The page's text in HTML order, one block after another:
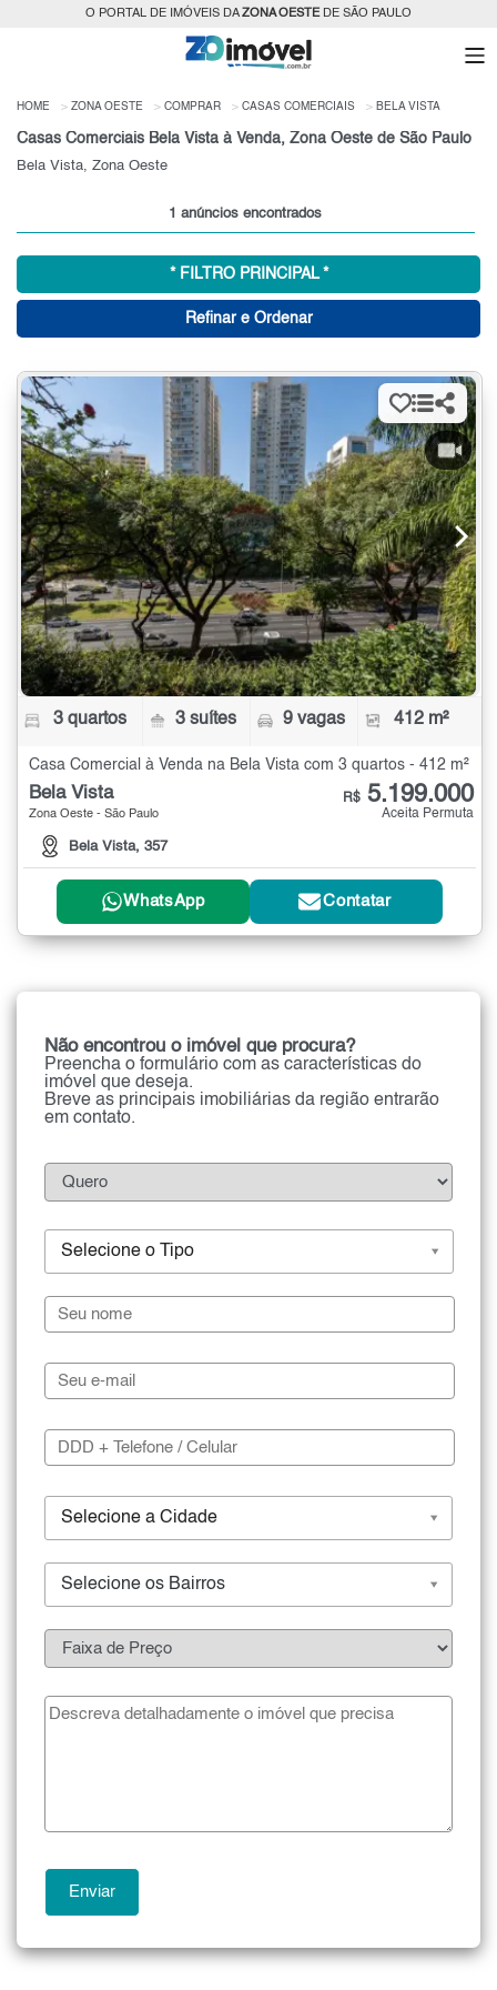
O PORTAL DE IMÓVEIS DAZONA OESTEDE SÃO PAULO
HOME ZONA OESTE COMPRAR CASAS COMERCIAIS BELA VISTA
Casas Comerciais Bela Vista à Venda, Zona Oeste de São Paulo
Bela Vista, Zona Oeste
1 anúncios encontrados
* FILTRO PRINCIPAL *
Refinar e Ordenar
3 quartos 3 suítes 9 vagas 412 m²
Casa Comercial à Venda na Bela Vista com 3 quartos - 412 m²
Bela Vista
Zona Oeste - São Paulo
Bela Vista, 357
R$ 5.199.000
Aceita Permuta
WhatsApp Contatar
Não encontrou o imóvel que procura?
Preencha o formulário com as características do
imóvel que deseja.
Breve as principais imobiliárias da região entrarão
em contato.
Selecione o Tipo
Selecione a Cidade
Selecione os Bairros